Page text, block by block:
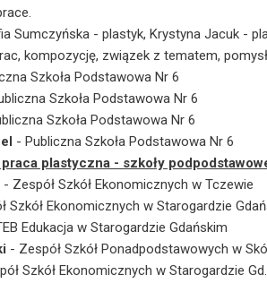
Sumczyńska - plastyk, Krystyna Jacuk -
kompozycję, związek z tematem,
Szkoła Podstawowa Nr 6
Szkoła Podstawowa Nr 6
Szkoła Podstawowa Nr 6
- Publiczna Szkoła Podstawowa Nr 6
plastyczna - szkoły
- Zespół Szkół Ekonomicznych w Tczewie
Szkół Ekonomicznych w Starogardzie
Edukacja w Starogardzie Gdańskim
- Zespół Szkół Ponadpodstawowych w
Szkół Ekonomicznych w